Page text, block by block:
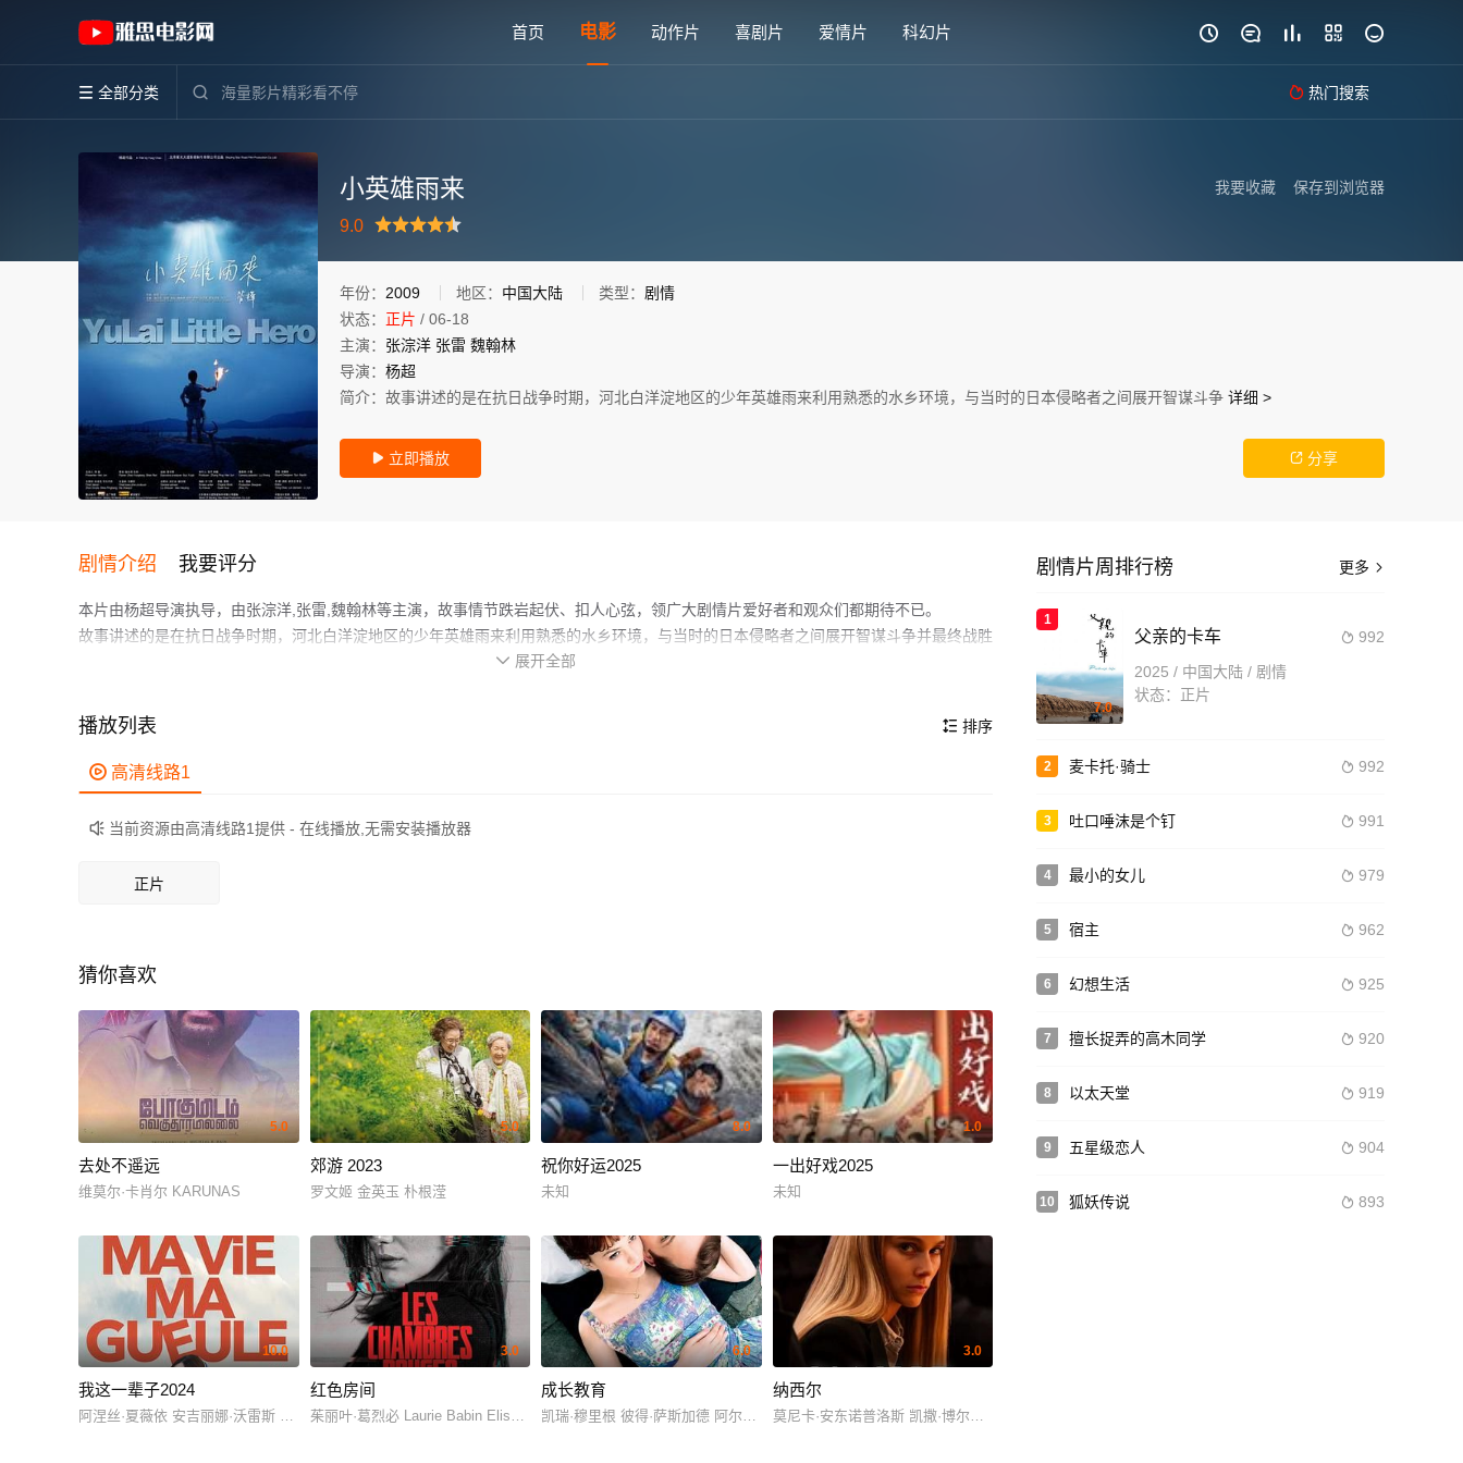
首页 电影 动作片 喜剧片 爱情片 科幻片     
 全部分类   热门搜索
《小英雄雨来》(2009)中国大陆汉语普通话高清电影免费在线观看 - 雅思电影网
保存到浏览器
我要收藏
小英雄雨来
9.0
很差较差还行 推荐力荐
年份： 2009 地区： 中国大陆 类型： 剧情
状态： 正片 / 06-18
主演： 张淙洋 张雷 魏翰林
导演： 杨超
简介： 故事讲述的是在抗日战争时期，河北白洋淀地区的少年英雄雨来利用熟悉的水乡环境，与当时的日本侵略者之间展开智谋斗争 详细 >
 立即播放  分享
剧情介绍 我要评分
本片由杨超导演执导，由张淙洋,张雷,魏翰林等主演，故事情节跌岩起伏、扣人心弦，领广大剧情片爱好者和观众们都期待不已。
故事讲述的是在抗日战争时期，河北白洋淀地区的少年英雄雨来利用熟悉的水乡环境，与当时的日本侵略者之间展开智谋斗争并最终战胜
鲜明，适合喜欢剧情类电影的观众观看。
 展开全部
 排序
播放列表
 高清线路1
 当前资源由高清线路1提供 - 在线播放,无需安装播放器
正片
猜你喜欢
5.0
去处不遥远
维莫尔·卡肖尔 KARUNAS
5.0
郊游 2023
罗文姬 金英玉 朴根滢
8.0
祝你好运2025
未知
1.0
一出好戏2025
未知
10.0
我这一辈子2024
阿涅丝·夏薇依 安吉丽娜·沃雷斯 爱德华·苏皮斯 伊莎贝尔·冈德列 薇拉莉·邓泽里 洛朗特·卡普洛托 埃马努埃尔·萨兰热 菲烈·卡特林 马克桑斯·蒂阿尔
3.0
红色房间
茱丽叶·葛烈必 Laurie Babin Elisabeth Locas 马克斯韦尔·麦卡比-洛克斯
6.0
成长教育
凯瑞·穆里根 彼得·萨斯加德 阿尔弗雷德·莫里纳 卡拉·西摩 奥莉维亚·威廉姆斯 多米尼克·库珀 裴淳华 马修·比尔德 艾玛·汤普森 莎莉·霍金斯 詹姆斯·
3.0
纳西尔
莫尼卡·安东诺普洛斯 凯撒·博尔东 Ignacio Gadano 西蒙·亨普 瓦伦蒂娜·泽内雷
更多 
剧情片周排行榜
1
7.0
 992
父亲的卡车
2025 / 中国大陆 / 剧情
状态：正片
2  992
麦卡托·骑士
3  991
吐口唾沫是个钉
4  979
最小的女儿
5  962
宿主
6  925
幻想生活
7  920
擅长捉弄的高木同学
8  919
以太天堂
9  904
五星级恋人
10  893
狐妖传说